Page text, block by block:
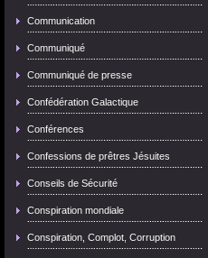
Communication
Communiqué
Communiqué de presse
Confédération Galactique
Conférences
Confessions de prêtres Jésuites
Conseils de Sécurité
Conspiration mondiale
Conspiration, Complot, Corruption